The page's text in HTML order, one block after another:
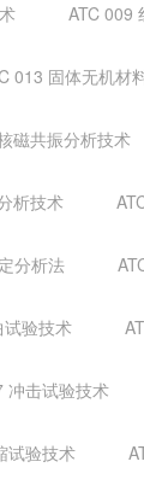
ATC 009
013 固体无机材
磁共振分析技术
析技术
分析法
验技术
冲击试验技术
试验技术